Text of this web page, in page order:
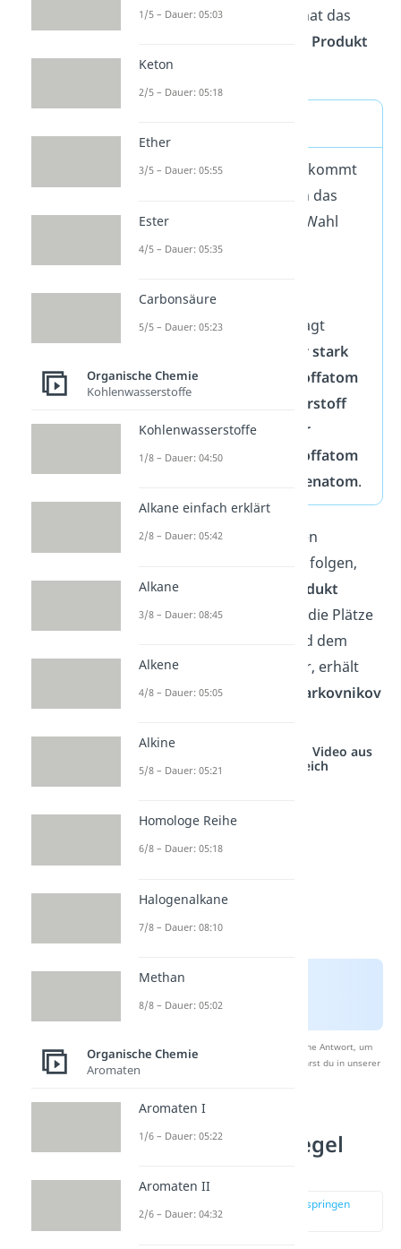
abgeschlossen und man hat das
Markovnikov Produkt
erhalten.
DieMarkovnikov Regel
kommt
dann zum Tragen, wenn das
Wasserstoffproton
die Wahl
zwischen den
Doppelbindung hat. Die
Markovnikov Regel besagt
weniger stark
substituierte Kohlenstoffatom
Wasserstoff
ausbildet und das
höher
substituierte Kohlenstoffatom
Halogenatom.
Alle Produkte einer solchen
Reaktion, die dieser Regel folgen,
werden
Markovnikov Produkt
genannt. Vertauscht man die Plätze
vom Wasserstoffatom und dem
Halogenatom miteinander, erhält
man dagegen das
Anti Markovnikov
Studyflix vernetzt: Hier ein Video aus
einem anderen Bereich
Nach Beantwortung speichern wir deine Antwort, um
Studyflix zu verbessern. Mehr dazu erfährst du in unserer
Markownikow Regel
zur Stelle im Video springen
(01:36)
1/5 – Dauer: 05:03
Keton
2/5 – Dauer: 05:18
Ether
3/5 – Dauer: 05:55
Ester
4/5 – Dauer: 05:35
Carbonsäure
5/5 – Dauer: 05:23
Organische Chemie
Kohlenwasserstoffe
Kohlenwasserstoffe
1/8 – Dauer: 04:50
Alkane einfach erklärt
2/8 – Dauer: 05:42
Alkane
3/8 – Dauer: 08:45
Alkene
4/8 – Dauer: 05:05
Alkine
5/8 – Dauer: 05:21
Homologe Reihe
6/8 – Dauer: 05:18
Halogenalkane
7/8 – Dauer: 08:10
Methan
8/8 – Dauer: 05:02
Organische Chemie
Aromaten
Aromaten I
1/6 – Dauer: 05:22
Aromaten II
2/6 – Dauer: 04:32